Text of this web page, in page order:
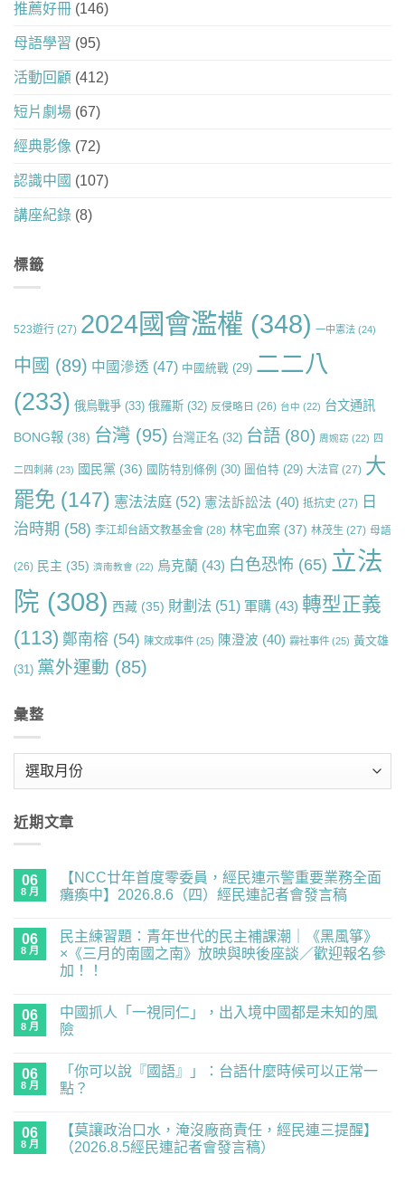
推薦好冊 (146)
母語學習 (95)
活動回顧 (412)
短片劇場 (67)
經典影像 (72)
認識中國 (107)
講座紀錄 (8)
標籤
523遊行 (27) 2024國會濫權 (348) 一中憲法 (24)
中國 (89) 中國滲透 (47) 中國統戰 (29) 二二八
(233) 俄烏戰爭 (33) 俄羅斯 (32) 反侵略日 (26) 台中 (22) 台文通訊
BONG報 (38) 台灣 (95) 台灣正名 (32) 台語 (80) 周婉窈 (22) 四
二四刺蔣 (23) 國民黨 (36) 國防特別條例 (30) 圖伯特 (29) 大法官 (27) 大
罷免 (147) 憲法法庭 (52) 憲法訴訟法 (40) 抵抗史 (27) 日
治時期 (58) 李江却台語文教基金會 (28) 林宅血案 (37) 林茂生 (27) 母語
(26) 民主 (35) 濟南教會 (22) 烏克蘭 (43) 白色恐怖 (65) 立法
院 (308) 西藏 (35) 財劃法 (51) 軍購 (43) 轉型正義
(113) 鄭南榕 (54) 陳文成事件 (25) 陳澄波 (40) 霧社事件 (25) 黃文雄
(31) 黨外運動 (85)
彙整
近期文章
06
8 月
【NCC廿年首度零委員，經民連示警重要業務全面
癱瘓中】2026.8.6（四）經民連記者會發言稿
廿
首
度
員，
經
民
要
留
言
06
8 月
民主練習題：青年世代的民主補課潮｜《黑風箏》
×《三月的南國之南》放映與映後座談／歡迎報名參
加！！
主
練
習
世
代
留
言
06
8 月
中國抓人「一視同仁」，出入境中國都是未知的風
險
抓
人
仁」，
言
06
8 月
「你可以說『國語』」：台語什麼時候可以正常一
點？
06
8 月
【莫讓政治口水，淹沒廠商責任，經民連三提醒】
（2026.8.5經民連記者會發言稿）